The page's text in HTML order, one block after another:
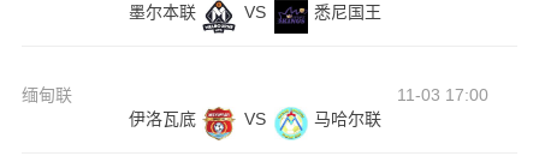
墨尔本联
VS 悉尼国王
缅甸联
11-03 17:00
伊洛瓦底
VS 马哈尔联